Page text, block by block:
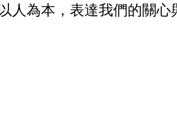
人為本，表達我們的關心